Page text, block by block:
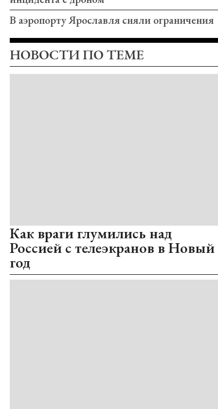
В аэропорту Ярославля сняли ограничения
НОВОСТИ ПО ТЕМЕ
Как враги глумились над
Россией с телеэкранов в Новый
год